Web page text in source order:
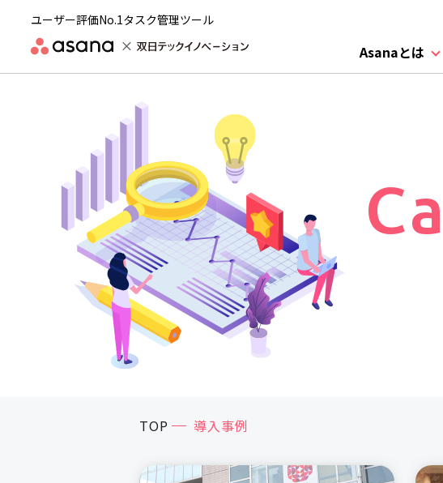
ユーザー評価No.1タスク管理ツール
Asanaとは
TOP 導入事例